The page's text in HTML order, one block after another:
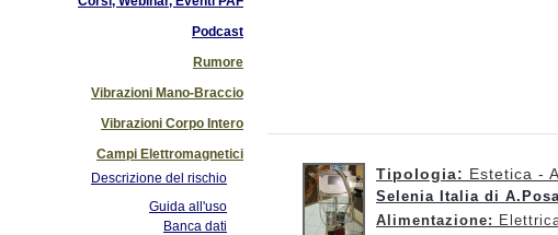
Podcast
Rumore
Vibrazioni Mano-Braccio
Vibrazioni Corpo Intero
Campi Elettromagnetici
Descrizione del rischio
Guida all'uso
Banca dati
Tipologia: Estetica -
Selenia Italia di
Alimentazione: